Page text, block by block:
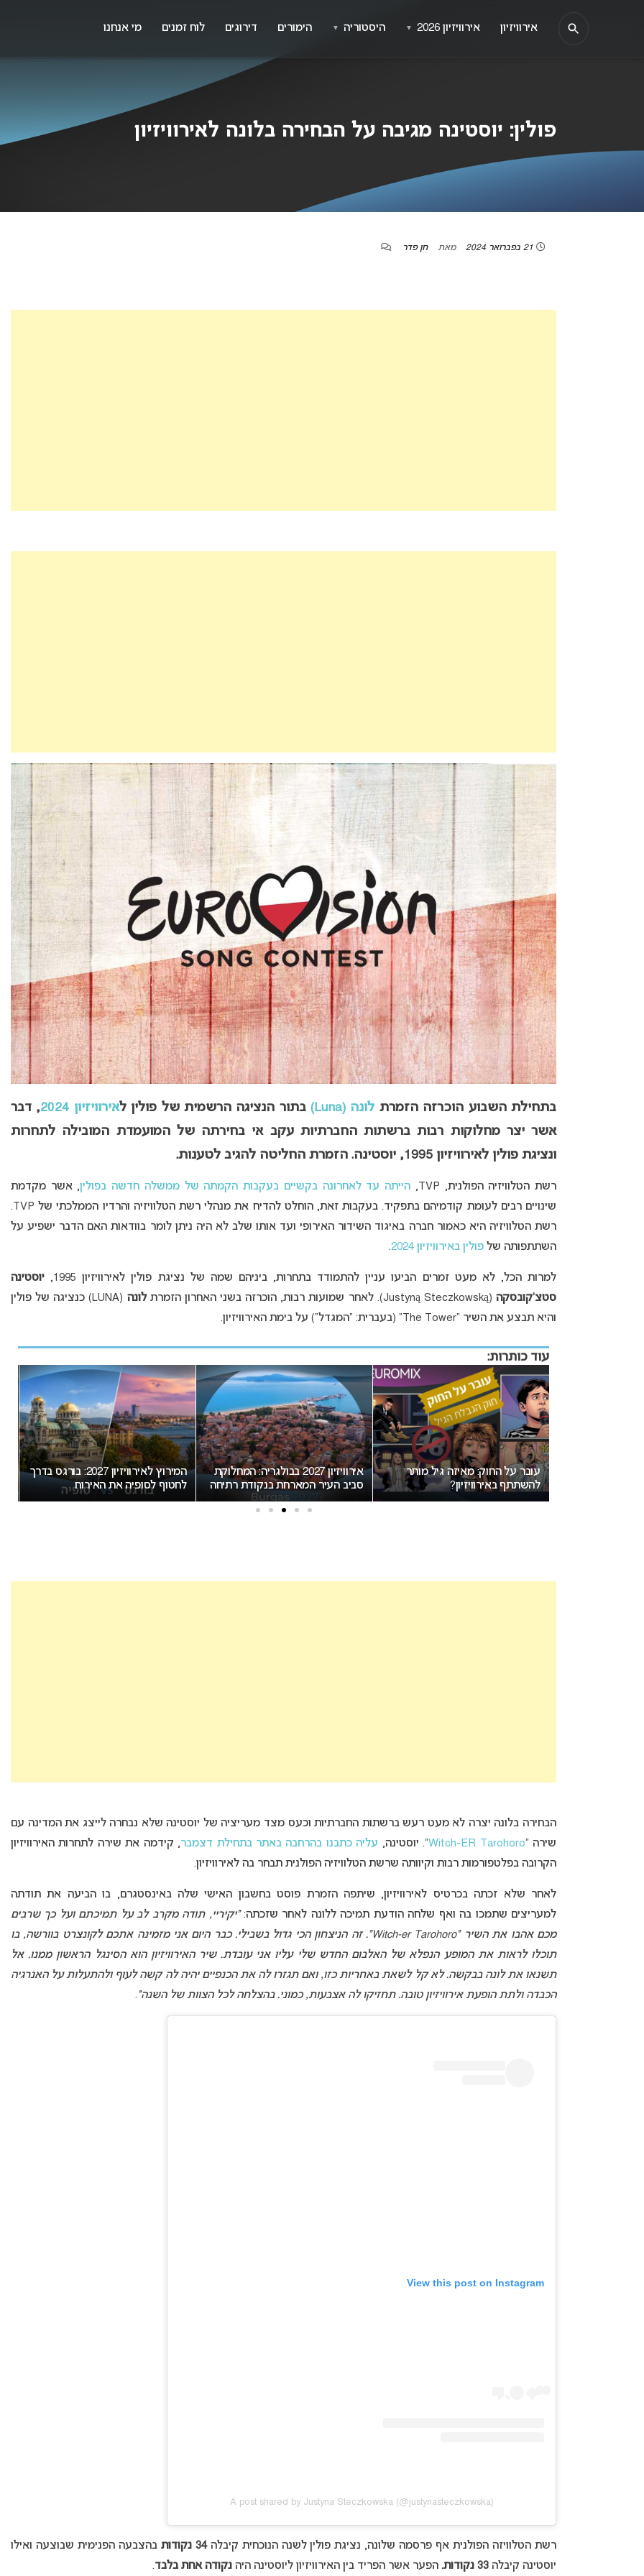
פולין: יוסטינה מגיבה על הבחירה בלונה לאירוויזיון
מאת חן פדר
בתחילת השבוע הוכרזה הזמרת לונה (Luna) בתור הנציגה הרשמית של פולין לאירוויזיון 2024
, דבר
אשר יצר מחלוקות רבות ברשתות החברתיות עקב אי בחירתה של המועמדת המובילה לתחרות
ונציגת פולין לאירוויזיון 1995,
יוסטינה. הזמרת החליטה להגיב לטענות.
רשת הטלוויזיה הפולנית, TVP, הייתה עד לאחרונה בקשיים בעקבות הקמתה של ממשלה חדשה בפולין, אשר מקדמת
שינויים רבים לעומת קודמיהם בתפקיד. בעקבות זאת, הוחלט להדיח את מנהלי רשת הטלוויזיה והרדיו הממלכתי של TVP.
רשת הטלוויזיה היא כאמור חברה באיגוד השידור האירופי ועד אותו שלב לא היה ניתן לומר בוודאות האם הדבר ישפיע על
השתתפותה של פולין באירוויזיון 2024 .
למרות הכל, לא מעט זמרים הביעו עניין להתמודד בתחרות, ביניהם שמה של נציגת פולין לאירוויזיון 1995,
יוסטינה
סטצ’קובסקה (Justyną Steczkowską). לאחר שמועות רבות, הוכרזה בשני האחרון הזמרת לונה
(LUNA) כנציגה של פולין
והיא תבצע את השיר “The Tower” (בעברית: “המגדל”) על בימת האירוויזיון.
עוד כותרות:
עובר על החוק: מאיזה גיל מותר
להשתתף באירוויזיון?
אירוויזיון 2027 בבולגריה: המחלוקת
סביב העיר המארחת בנקודת רתיחה
המירוץ לאירוויזיון 2027: בורגס בדרך
לחטוף לסופיה את האירוח
הבחירה בלונה יצרה לא מעט רעש ברשתות החברתיות וכעס מצד מעריציה של יוסטינה שלא נבחרה לייצג את המדינה עם
שירה “
Witch-ER Tarohoro “. יוסטינה, עליה כתבנו בהרחבה באתר בתחילת דצמבר, קידמה את שירה לתחרות האירוויזיון
הקרובה בפלטפורמות רבות וקיוותה שרשת הטלוויזיה הפולנית תבחר בה לאירוויזיון.
לאחר שלא זכתה בכרטיס לאירוויזיון, שיתפה הזמרת פוסט בחשבון האישי שלה באינסטגרם, בו הביעה את תודתה
למעריצים שתמכו בה ואף שלחה הודעת תמיכה ללונה לאחר שזכתה:“יקיריי, תודה מקרב לב על תמיכתם ועל כך שרבים
מכם אהבו את השיר “Witch-er Tarohoro”. זה הניצחון הכי גדול בשבילי. כבר היום אני מזמינה אתכם לקונצרט בוורשה, בו
תוכלו לראות את המופע הנפלא של האלבום החדש שלי עליו אני עובדת. שיר האירוויזיון הוא הסינגל הראשון ממנו. אל
תשנאו את לונה בבקשה. לא קל לשאת באחריות כזו, ואם תגזרו לה את הכנפיים יהיה לה קשה לעוף ולהתעלות על האנרגיה
הכבדה ולתת הופעת אירוויזיון טובה. תחזיקו לה אצבעות, כמוני. בהצלחה לכל הצוות של השנה”.
View this post on Instagram
A post shared by Justyna Steczkowska (@justynasteczkowska)
רשת הטלוויזה הפולנית אף פרסמה שלונה, נציגת פולין לשנה הנוכחית קיבלה34 נקודות
בהצבעה הפנימית שבוצעה ואילו
יוסטינה קיבלה 33 נקודות. הפער אשר הפריד בין האירוויזיון ליוסטינה היה נקודה אחת בלבד.
אירוויזיון אירוויזיון 2026 ▼ היסטוריה ▼ הימורים דירוגים לוח זמנים מי אנחנו